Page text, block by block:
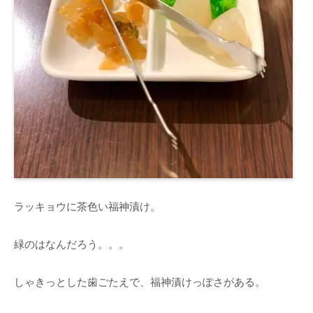
ラッキョウに茶色い福神漬け。
緑のはなんだろう。。。
しゃきっとした歯ごたえで、福神漬けっぽさがある。